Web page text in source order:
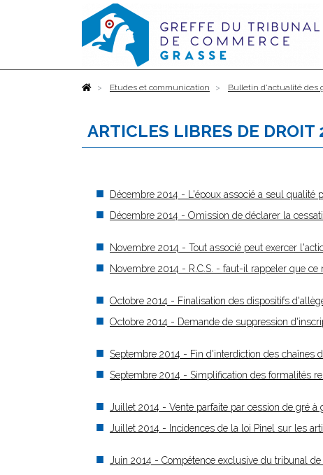
AccueilEtudes et communication Bulletin d'actualité des
ARTICLES LIBRES DE DROIT
Décembre 2014 - L'époux associé a seul qualité
Décembre 2014 - Omission de déclarer la
Novembre 2014 - Tout associé peut exercer
Novembre 2014 - R.C.S. - faut-il rappeler que
Octobre 2014 - Finalisation des dispositifs
Octobre 2014 - Demande de suppression
Septembre 2014 - Fin d'interdiction des chaînes
Septembre 2014 - Simplification des formalités
Juillet 2014 - Vente parfaite par cession de gré à
Juillet 2014 - Incidences de la loi Pinel sur les
Juin 2014 - Compétence exclusive du tribunal